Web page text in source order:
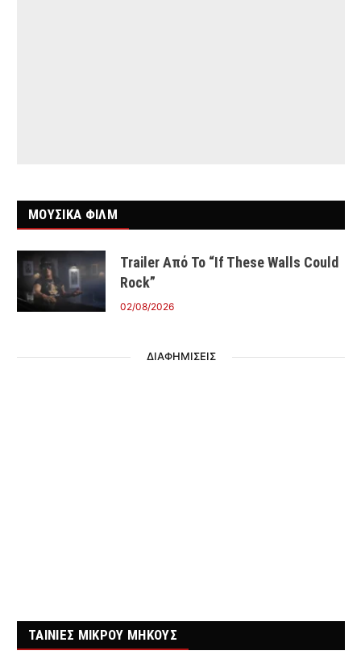
ΜΟΥΣΙΚΑ ΦΙΛΜ
Trailer Από Το “If These Walls Could
Rock”
02/08/2026
ΔΙΑΦΗΜΙΣΕΙΣ
ΤΑΙΝΙΕΣ ΜΙΚΡΟΥ ΜΗΚΟΥΣ